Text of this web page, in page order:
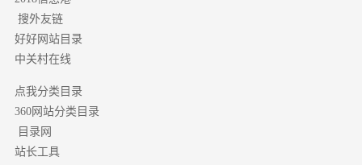
搜外友链
好好网站目录
中关村在线
点我分类目录
360网站分类目录
目录网
站长工具